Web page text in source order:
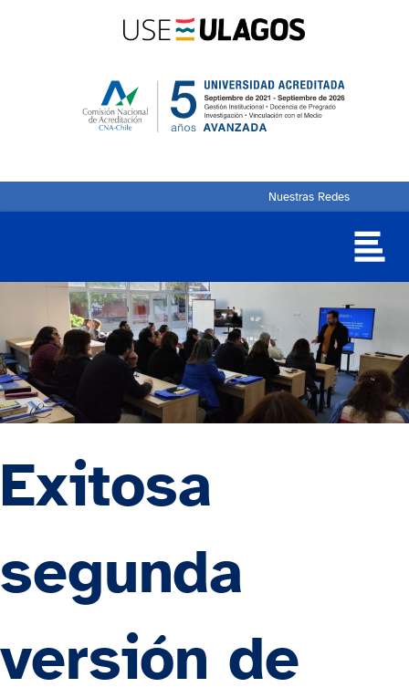
Nuestras Redes
Exitosa
segunda
versión de